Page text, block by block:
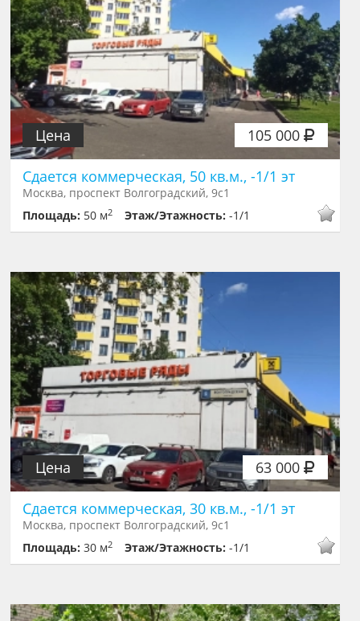
105 000
Цена
Сдается коммерческая, 50 кв.м., -1/1 эт
Москва, проспект Волгоградский, 9с1
Площадь: 50 м2 Этаж/Этажность:-1/1
63 000
Цена
Сдается коммерческая, 30 кв.м., -1/1 эт
Москва, проспект Волгоградский, 9с1
Площадь:30 м2 Этаж/Этажность:-1/1